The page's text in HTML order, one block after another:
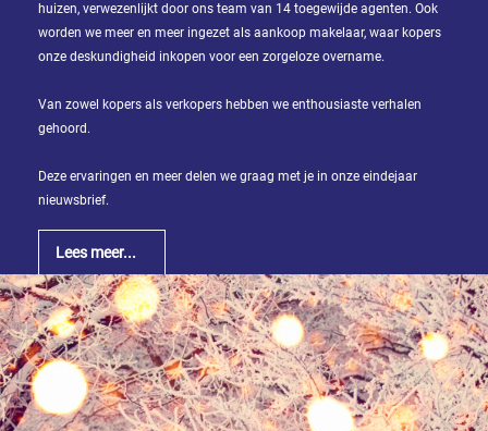
huizen, verwezenlijkt door ons team van 14 toegewijde agenten. Ook
worden we meer en meer ingezet als aankoop makelaar, waar kopers
onze deskundigheid inkopen voor een zorgeloze overname.
Van zowel kopers als verkopers hebben we enthousiaste verhalen
gehoord.
Deze ervaringen en meer delen we graag met je in onze eindejaar
nieuwsbrief.
Lees meer...